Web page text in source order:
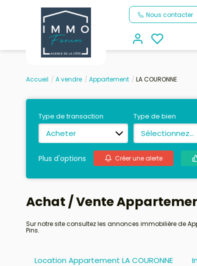
Nous contacter
Accueil A vendre Appartement LA COURONNE
Type de transaction
Acheter
Type de bien
Sélectionnez...
Plus d'options Créer une alerte
Achat / Vente
Sur notre site consultez les annonces immobilière de
Pins.
Location Appartement LA COURONNE